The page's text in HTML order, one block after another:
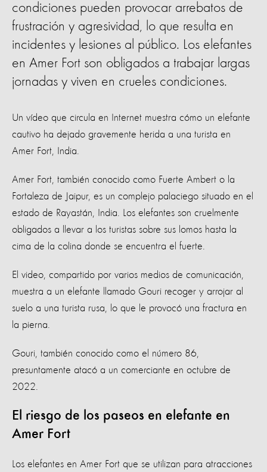
condiciones pueden provocar arrebatos de
frustración y agresividad, lo que resulta en
incidentes y lesiones al público. Los elefantes
en Amer Fort son obligados a trabajar largas
jornadas y viven en crueles condiciones.
Un vídeo que circula en Internet muestra cómo un elefante
cautivo ha dejado gravemente herida a una turista en
Amer Fort, India.
Amer Fort, también conocido como Fuerte Ambert o la
Fortaleza de Jaipur, es un complejo palaciego situado en el
estado de Rayastán, India. Los elefantes son cruelmente
obligados a llevar a los turistas​​ sobre sus lomos hasta la
cima de la colina donde se encuentra el fuerte.
El video, compartido por varios medios de comunicación,
muestra a un elefante llamado Gouri recoger y arrojar al
suelo a una turista rusa, lo que le provocó una fractura en
la pierna.
Gouri, también conocido como el número 86,
presuntamente atacó a un comerciante en octubre de
2022.
El riesgo de los paseos en elefante en
Amer Fort
Los elefantes en Amer Fort que se utilizan para atracciones